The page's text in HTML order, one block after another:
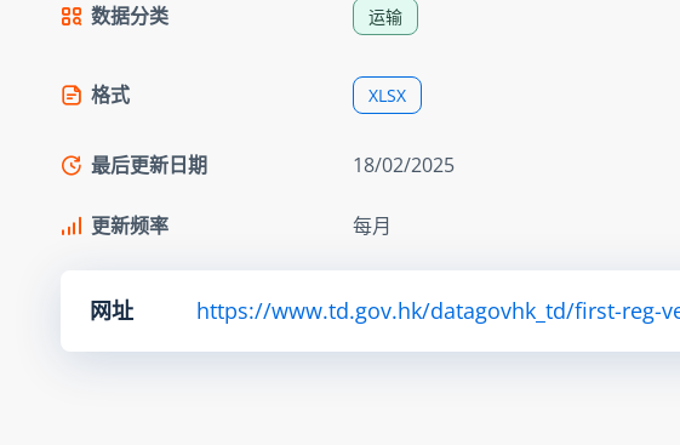
数据分类 运输
格式 XLSX
最后更新日期 18/02/2025
更新频率 每月
网址 https://www.td.gov.hk/datagovhk_td/first-reg-